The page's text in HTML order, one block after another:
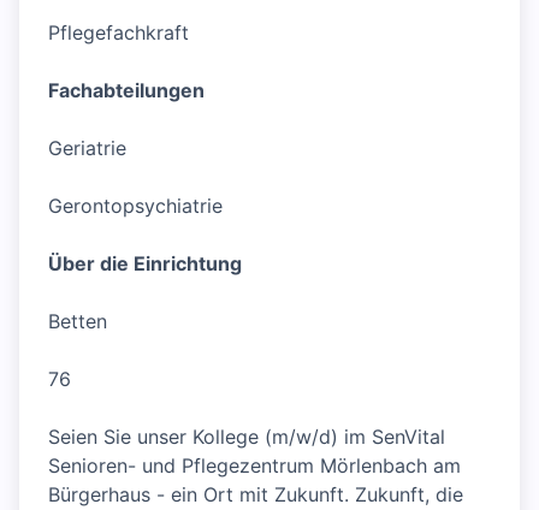
Pflegefachkraft
Fachabteilungen
Geriatrie
Gerontopsychiatrie
Über die Einrichtung
Betten
76
Seien Sie unser Kollege (m/w/d) im SenVital
Senioren- und Pflegezentrum Mörlenbach am
Bürgerhaus - ein Ort mit Zukunft. Zukunft, die